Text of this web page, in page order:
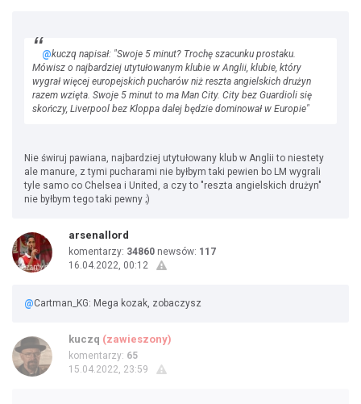
@kuczq napisał: "Swoje 5 minut? Trochę szacunku prostaku.
Mówisz o najbardziej utytułowanym klubie w Anglii, klubie, który
wygrał więcej europejskich pucharów niż reszta angielskich drużyn
razem wzięta. Swoje 5 minut to ma Man City. City bez Guardioli się
skończy, Liverpool bez Kloppa dalej będzie dominował w Europie"
Nie świruj pawiana, najbardziej utytułowany klub w Anglii to niestety
ale manure, z tymi pucharami nie byłbym taki pewien bo LM wygrali
tyle samo co Chelsea i United, a czy to "reszta angielskich drużyn"
nie byłbym tego taki pewny ;)
arsenallord
komentarzy: 34860 newsów: 117
16.04.2022, 00:12
@Cartman_KG: Mega kozak, zobaczysz
kuczq (zawieszony)
komentarzy: 65
15.04.2022, 23:59